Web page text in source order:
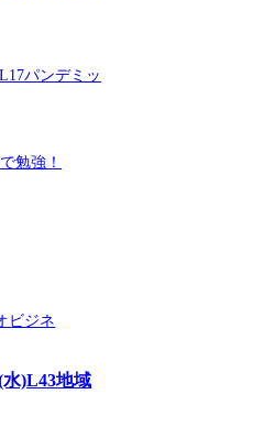
パンデミッ
勉強！
ビジネ
水)L43地域